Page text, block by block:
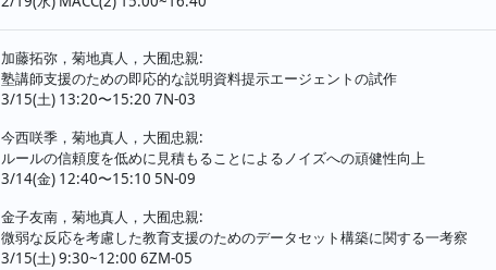
加藤拓弥，菊地真人，大囿忠親:
塾講師支援のための即応的な説明資料提示エージェントの試作
3/15(土) 13:20〜15:20 7N-03
今西咲季，菊地真人，大囿忠親:
ルールの信頼度を低めに見積もることによるノイズへの頑健性向上
3/14(金) 12:40〜15:10 5N-09
金子友南，菊地真人，大囿忠親:
微弱な反応を考慮した教育支援のためのデータセット構築に関する一考察
3/15(土) 9:30~12:00 6ZM-05